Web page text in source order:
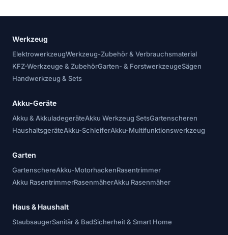
Werkzeug
ElektrowerkzeugWerkzeug-Zubehör & Verbrauchsmaterial
KFZ-Werkzeuge & ZubehörGarten- & ForstwerkzeugeSägen
Handwerkzeug & Sets
Akku-Geräte
Akku & AkkuladegeräteAkku Werkzeug SetsGartenscheren
HaushaltsgeräteAkku-SchleiferAkku-Multifunktionswerkzeug
Garten
GartenschereAkku-MotorhackenRasentrimmer
Akku RasentrimmerRasenmäherAkku Rasenmäher
Haus & Haushalt
StaubsaugerSanitär & BadSicherheit & Smart Home